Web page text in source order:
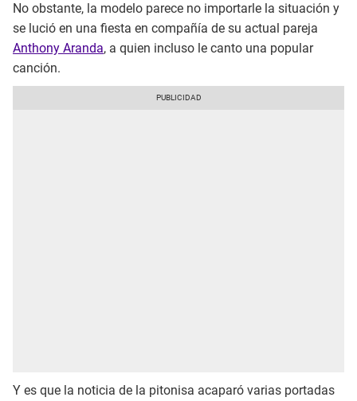
No obstante, la modelo parece no importarle la situación y
se lució en una fiesta en compañía de su actual pareja
Anthony Aranda, a quien incluso le canto una popular
canción.
Y es que la noticia de la pitonisa acaparó varias portadas